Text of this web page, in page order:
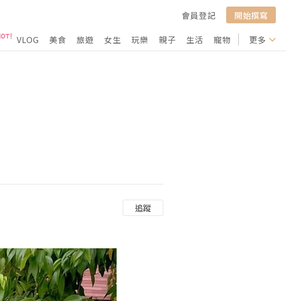
會員登記
開始撰寫
VLOG 美食 旅遊 女生 玩樂 親子 生活 寵物 行山 打卡
更多
追蹤